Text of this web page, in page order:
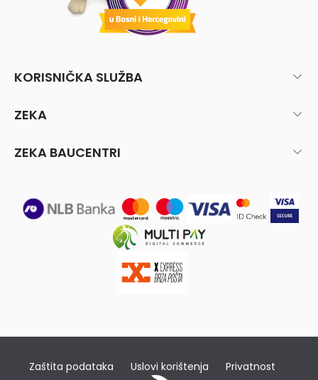
KORISNIČKA SLUŽBA
ZEKA
ZEKA BAUCENTRI
Zaštita podataka Uslovi korištenja Privatnost